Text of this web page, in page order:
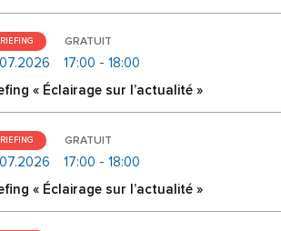
GRATUIT
17:00 - 18:00
« Éclairage sur l’actualité »
GRATUIT
17:00 - 18:00
« Éclairage sur l’actualité »